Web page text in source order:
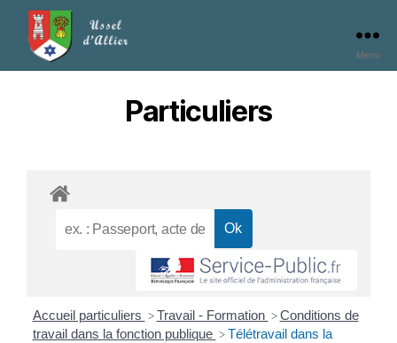
Menu
Particuliers
Accueil particuliers > Travail - Formation > Conditions de
travail dans la fonction publique > Télétravail dans la